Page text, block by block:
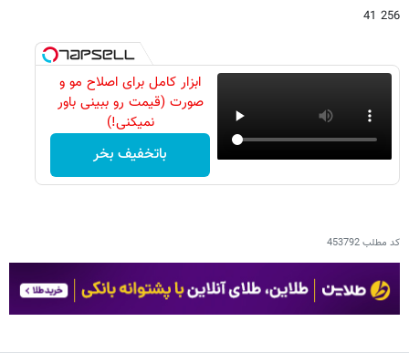
256 41
ابزار کامل برای اصلاح مو و
صورت (قیمت رو ببینی باور
نمیکنی!)
باتخفیف بخر
کد مطلب453792